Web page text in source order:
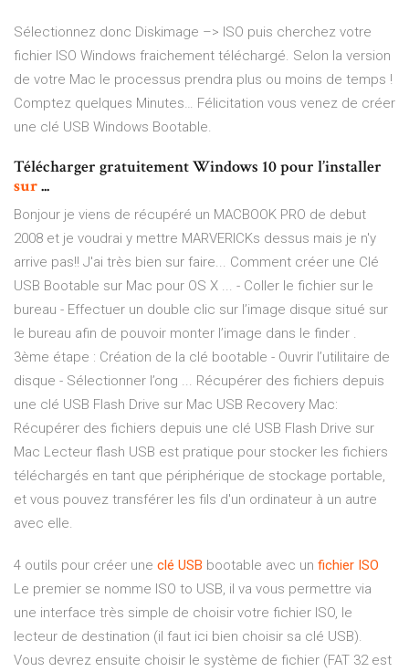
Sélectionnez donc Diskimage –> ISO puis cherchez votre
fichier ISO Windows fraichement téléchargé. Selon la version
de votre Mac le processus prendra plus ou moins de temps !
Comptez quelques Minutes… Félicitation vous venez de créer
une clé USB Windows Bootable.
Télécharger gratuitement Windows 10 pour l’installer
sur...
Bonjour je viens de récupéré un MACBOOK PRO de debut
2008 et je voudrai y mettre MARVERICKs dessus mais je n'y
arrive pas!! J'ai très bien sur faire... Comment créer une Clé
USB Bootable sur Mac pour OS X ... - Coller le fichier sur le
bureau - Effectuer un double clic sur l’image disque situé sur
le bureau afin de pouvoir monter l’image dans le finder .
3ème étape : Création de la clé bootable - Ouvrir l’utilitaire de
disque - Sélectionner l’ong ... Récupérer des fichiers depuis
une clé USB Flash Drive sur Mac USB Recovery Mac:
Récupérer des fichiers depuis une clé USB Flash Drive sur
Mac Lecteur flash USB est pratique pour stocker les fichiers
téléchargés en tant que périphérique de stockage portable,
et vous pouvez transférer les fils d'un ordinateur à un autre
avec elle.
4 outils pour créer une clé USB bootable avec un fichier ISO
Le premier se nomme ISO to USB, il va vous permettre via
une interface très simple de choisir votre fichier ISO, le
lecteur de destination (il faut ici bien choisir sa clé USB).
Vous devrez ensuite choisir le système de fichier (FAT 32 est